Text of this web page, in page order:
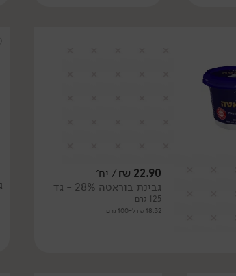
22.90
₪/ יח׳
גבינת בוראטה 28% - גד
125 גרם
18.32 ₪ ל-100 גרם